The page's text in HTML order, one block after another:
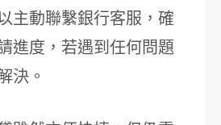
主動聯繫銀行客服，確
進度，若遇到任何問題
決。